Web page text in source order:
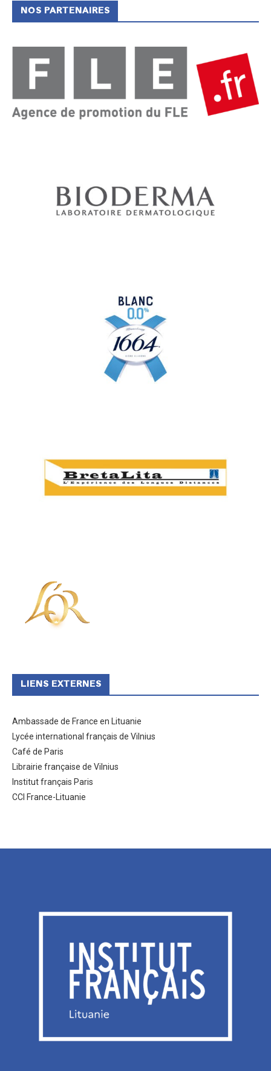
NOS PARTENAIRES
LIENS EXTERNES
Ambassade de France en Lituanie
Lycée international français de Vilnius
Café de Paris
Librairie française de Vilnius
Institut français Paris
CCI France-Lituanie